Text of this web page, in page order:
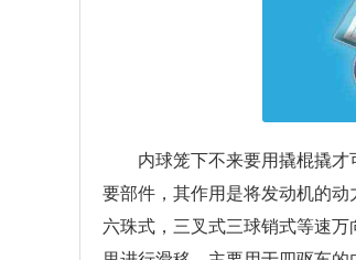
内球笼下不来要用撬棍撬
要部件，其作用是将发动机的
六珠式，三叉式三球销式等速